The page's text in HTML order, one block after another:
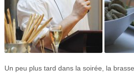
Un peu plus tard dans la soirée, la